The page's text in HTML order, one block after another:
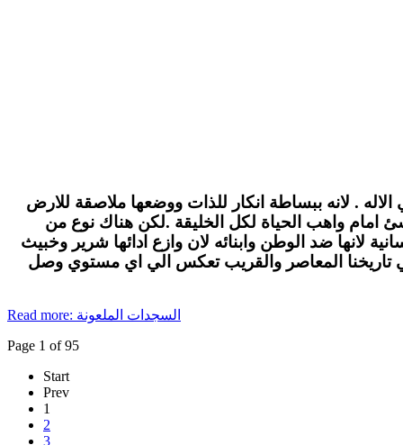
. لانه ببساطة انكار للذات ووضعها ملاصقة للارض
امام واهب الحياة لكل الخليقة .لكن هناك نوع من
لانها ضد الوطن وابنائه لان وازع ادائها شرير وخبيث
تاريخنا المعاصر والقريب تعكس الي اي مستوي وصل
Read more: السجدات الملعونة
Page 1 of 95
Start
Prev
1
2
3